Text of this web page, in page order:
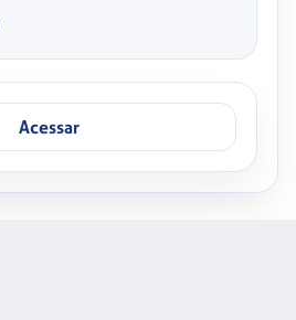
Acessar